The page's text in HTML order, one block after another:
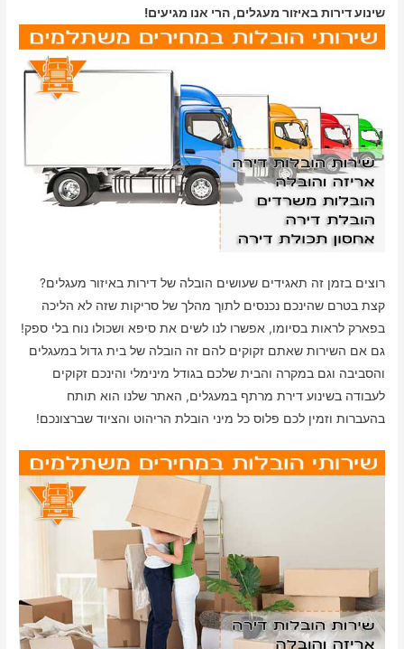
שינוע דירות באיזור מעגלים, הרי אנו מגיעים!
רוצים בזמן זה תאגידים שעושים הובלה של דירות באיזור מעגלים?
קצת בטרם שהינכם נכנסים לתוך מהלך של סריקות שזה לא הליכה
בפארק לראות בסיומו, אפשרו לנו לשים את סיפא ושכולו נוח בלי ספק!
גם אם השירות שאתם זקוקים להם זה הובלה של בית גדול במעגלים
והסביבה וגם במקרה והבית שלכם בגודל מינימלי והינכם זקוקים
לעבודה בשינוע דירת מרתף במעגלים, האתר שלנו הוא תותח
בהעברות וזמין לכם פלוס כל מיני הובלת הריהוט והציוד שברצונכם!